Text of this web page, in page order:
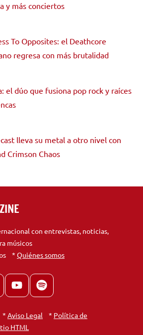
y más conciertos
To Opposites: el Deathcore
regresa con más brutalidad
el dúo que fusiona pop rock y raíces
lleva su metal a otro nivel con
Crimson Chaos
con entrevistas, noticias,
músicos
* Quiénes somos
youtubespotify
* Aviso Legal * Política de
HTML